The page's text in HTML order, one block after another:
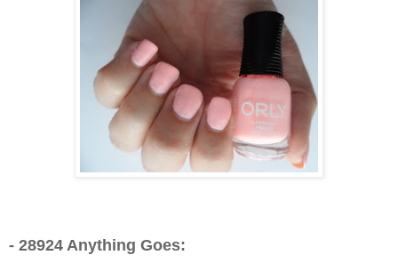
- 28924 Anything Goes: